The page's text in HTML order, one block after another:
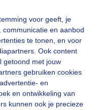
voor geeft, je
en aanbod
te tonen, en voor
Ook content
getoond met jouw
gebruiken cookies
en
en ontwikkeling van
kunnen ook je precieze
aub...